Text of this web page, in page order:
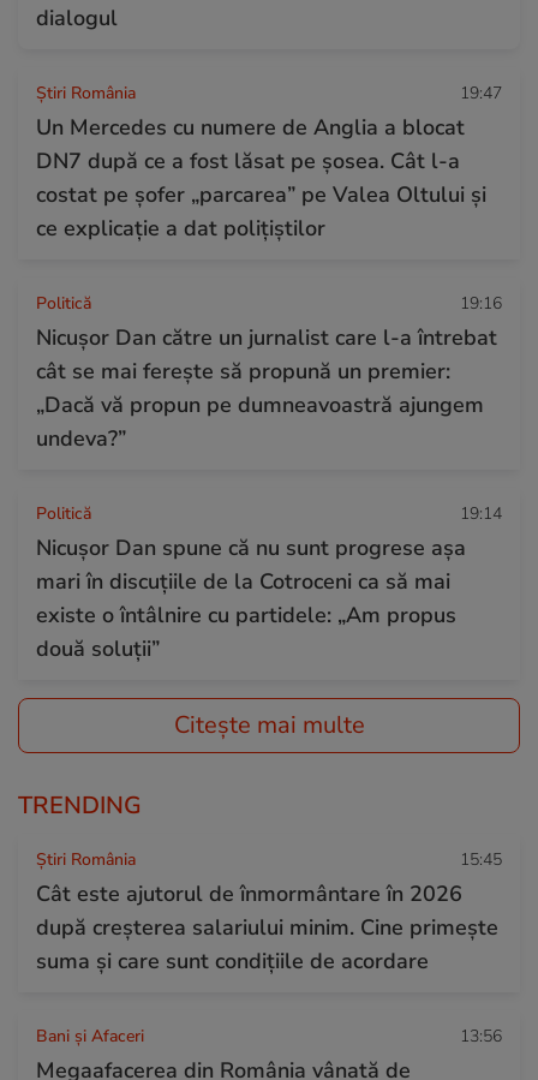
dialogul
Știri România 19:47
Un Mercedes cu numere de Anglia a blocat
DN7 după ce a fost lăsat pe șosea. Cât l-a
costat pe șofer „parcarea” pe Valea Oltului și
ce explicație a dat polițiștilor
Politică 19:16
Nicușor Dan către un jurnalist care l-a întrebat
cât se mai ferește să propună un premier:
„Dacă vă propun pe dumneavoastră ajungem
undeva?”
Politică 19:14
Nicușor Dan spune că nu sunt progrese așa
mari în discuțiile de la Cotroceni ca să mai
existe o întâlnire cu partidele: „Am propus
două soluții”
Citește mai multe
TRENDING
Știri România 15:45
Cât este ajutorul de înmormântare în 2026
după creșterea salariului minim. Cine primește
suma și care sunt condițiile de acordare
Bani și Afaceri 13:56
Megaafacerea din România vânată de